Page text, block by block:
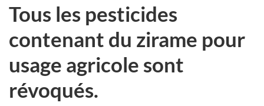
Tous les pesticides
contenant du zirame pour
usage agricole sont
révoqués.